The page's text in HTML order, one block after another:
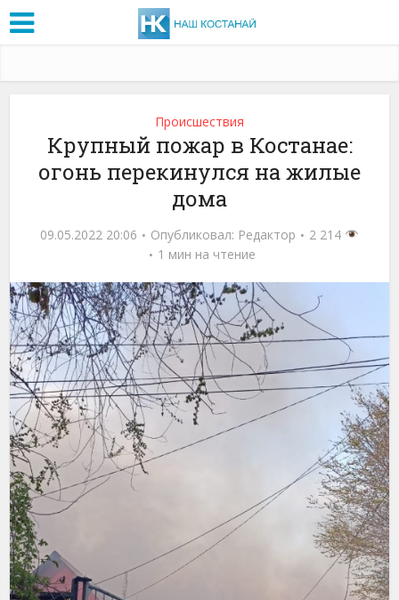
Проиcшествия
Крупный пожар в Костанае:
огонь перекинулся на жилые
дома
09.05.2022 20:06 Опубликовал: Редактор
2 214
1 мин на чтение